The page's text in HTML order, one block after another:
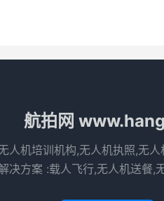
航拍网
人机培训机构,无人机执照,无
决方案 :载人飞行,无人机送餐,